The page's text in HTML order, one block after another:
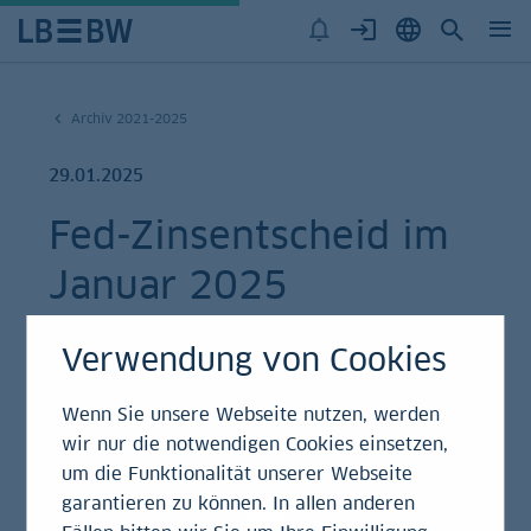
Archiv 2021-2025
29.01.2025
Fed-Zinsentscheid im
Januar 2025
Einschätzung
Die US-Notenbank hat beschlossen, ihr
Tagesgeldzielband unverändert bei 4,25 % - 4,50 %
zu belassen. Es ist die erste Sitzung ohne
Verwendung von Cookies
Wenn Sie unsere Webseite nutzen, werden
wir nur die notwendigen Cookies einsetzen,
um die Funktionalität unserer Webseite
garantieren zu können. In allen anderen